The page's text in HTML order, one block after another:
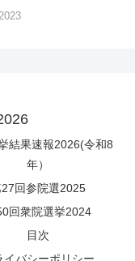
結果速報2026(令和8
年）
回参院選2025
回衆院選挙2024
目次